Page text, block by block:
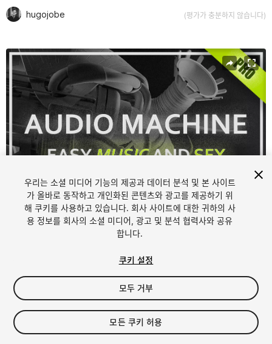
hugojobe (평가가 충분하지 않습니다)
현재 슬라이드: 1 / 7
1/ 7
$19.99
우리는 소셜 미디어 기능의 제공과 데이터 분석 및 본 사이트
가 올바로 동작하고 개인화된 콘텐츠와 광고를 제공하기 위
해 쿠키를 사용하고 있습니다. 회사 사이트에 대한 귀하의 사
용 정보를 회사의 소셜 미디어, 광고 및 분석 협력사와 공유
합니다.
쿠키 설정
모두 거부
모든 쿠키 허용